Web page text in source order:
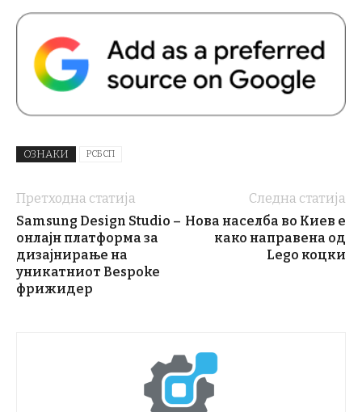
ОЗНАКИ РСБСП
Претходна статија
Samsung Design Studio –
онлајн платформа за
дизајнирање на
уникатниот Bespoke
фрижидер
Следна статија
Нова населба во Киев е
како направена од
Lego коцки